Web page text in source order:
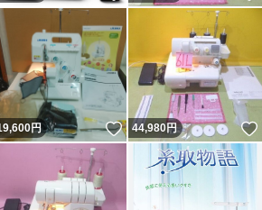
ね！
円 いいね！
44,980円